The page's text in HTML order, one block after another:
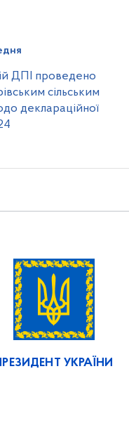
ДПІ проведено
сільським
деклараційної
УКРАЇНИ